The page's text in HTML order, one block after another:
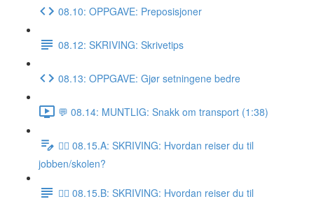
08.10: OPPGAVE: Preposisjoner
08.12: SKRIVING: Skrivetips
08.13: OPPGAVE: Gjør setningene bedre
💬 08.14: MUNTLIG: Snakk om transport (1:38)
✍🏼 08.15.A: SKRIVING: Hvordan reiser du til
jobben/skolen?
✍🏼 08.15.B: SKRIVING: Hvordan reiser du til